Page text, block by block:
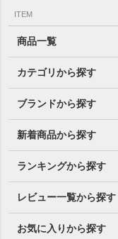
ITEM
商品一覧
カテゴリから探す
ブランドから探す
新着商品から探す
ランキングから探す
レビュー一覧から探す
お気に入りから探す